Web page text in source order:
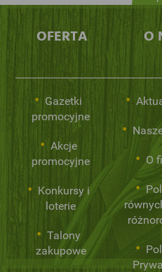
OFERTA
Gazetki
promocyjne
Akcje
promocyjne
Konkursy i
loterie
Talony
zakupowe
O
O